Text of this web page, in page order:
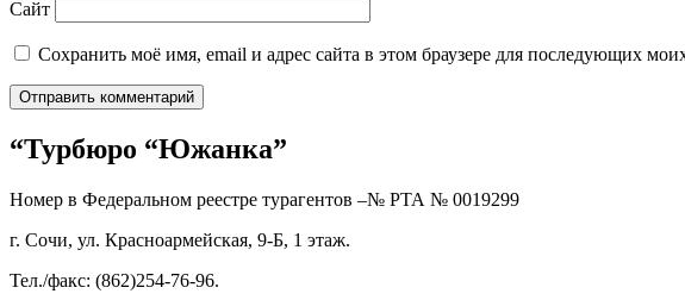
Сайт
Сохранить моё имя, email и адрес сайта в этом браузере для последующих
“Турбюро “Южанка”
Номер в Федеральном реестре турагентов –№ РТА № 0019299
г. Сочи, ул. Красноармейская, 9-Б, 1 этаж.
Тел./факс: (862)254-76-96.